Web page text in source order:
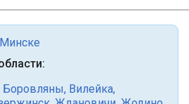
Боровляны, Вилейка,